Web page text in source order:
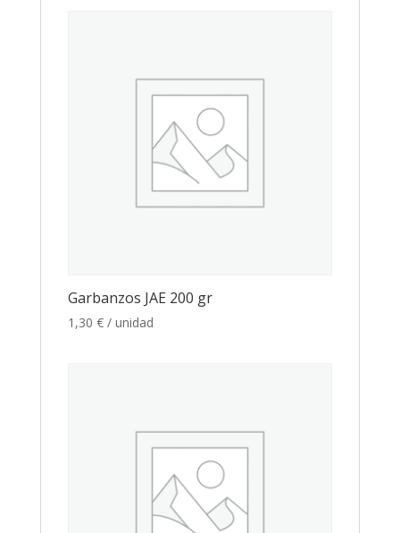
Garbanzos JAE 200 gr
1,30 € / unidad